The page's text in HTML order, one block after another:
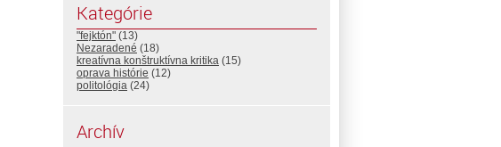
Kategórie
"fejktón" (13)
Nezaradené (18)
kreatívna konštruktívna kritika (15)
oprava histórie (12)
politológia (24)
Archív